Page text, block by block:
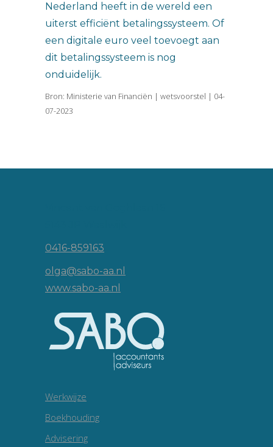
Nederland heeft in de wereld een
uiterst efficiënt betalingssysteem. Of
een digitale euro veel toevoegt aan
dit betalingssysteem is nog
onduidelijk.
Bron: Ministerie van Financiën | wetsvoorstel | 04-
07-2023
0416-859163
olga@sabo-aa.nl
www.sabo-aa.nl
Werkwijze
Boekhouding
Advisering